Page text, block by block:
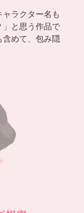
ラクター名も
」と思う作品で
含めて、包み隠